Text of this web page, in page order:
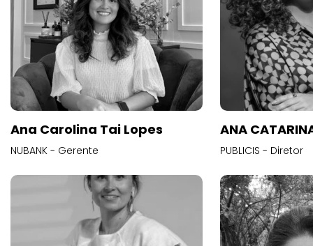
Ana Carolina Tai Lopes
NUBANK - Gerente
ANA
PUBLICIS - Diretor